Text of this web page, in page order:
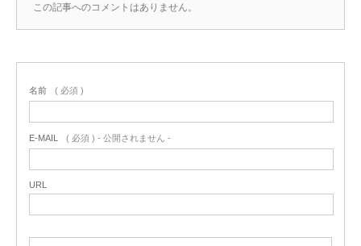
この記事へのコメントはありません。
名前 ( 必須 )
E-MAIL ( 必須 ) - 公開されません -
URL